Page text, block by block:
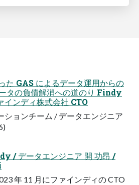
GAS によるデータ運用からの
タの負債解消への道のり Findy
ンディ株式会社 CTO
ションチーム / データエンジニア
/ データエンジニア 開 功昂 /
年 11 月にファインディの CTO